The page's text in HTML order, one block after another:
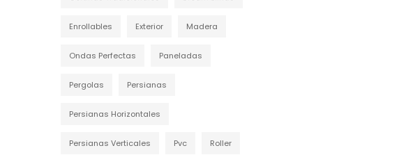
Enrollables Exterior Madera
Ondas Perfectas Paneladas
Pergolas Persianas
Persianas Horizontales
Persianas Verticales Pvc Roller